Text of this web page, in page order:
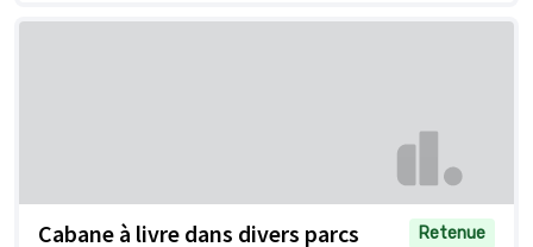
Cabane à livre dans divers parcs
Retenue